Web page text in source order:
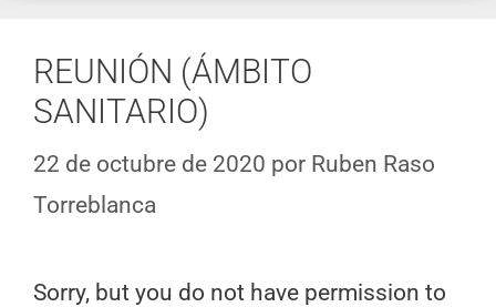
REUNIÓN (ÁMBITO
SANITARIO)
22 de octubre de 2020 por Ruben Raso
Torreblanca
Sorry, but you do not have permission to